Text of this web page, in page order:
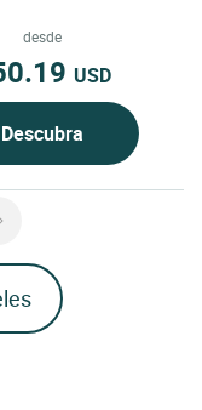
desde
USD
Descubra